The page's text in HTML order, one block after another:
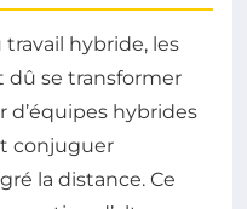
travail hybride, les
dû se transformer
d’équipes hybrides
conjuguer
la distance. Ce